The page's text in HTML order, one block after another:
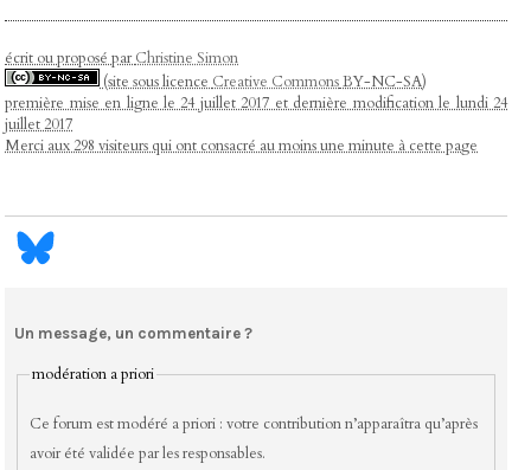
écrit ou proposé parChristine Simon
(site sous licence Creative CommonsBY-NC-SA)
première mise en ligne le 24 juillet 2017 et dernière modification le lundi 24
juillet 2017
Merci aux 298 visiteurs qui ont consacré au moins une minute à cette page
Un message, un commentaire ?
modération a priori
Ce forum est modéré a priori : votre contribution n’apparaîtra qu’après
avoir été validée par les responsables.